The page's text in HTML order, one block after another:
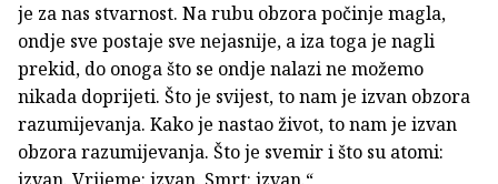
je za nas stvarnost. Na rubu obzora počinje magla,
ondje sve postaje sve nejasnije, a iza toga je nagli
prekid, do onoga što se ondje nalazi ne možemo
nikada doprijeti. Što je svijest, to nam je izvan obzora
razumijevanja. Kako je nastao život, to nam je izvan
obzora razumijevanja. Što je svemir i što su atomi: